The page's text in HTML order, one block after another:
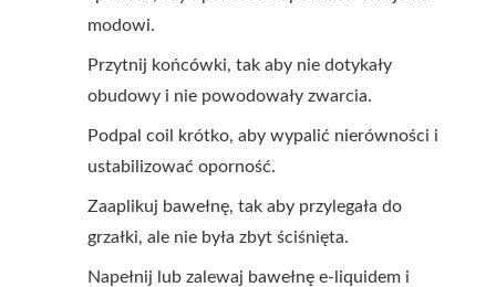
modowi.
Przytnij końcówki, tak aby nie dotykały
obudowy i nie powodowały zwarcia.
Podpal coil krótko, aby wypalić nierówności i
ustabilizować oporność.
Zaaplikuj bawełnę, tak aby przylegała do
grzałki, ale nie była zbyt ściśnięta.
Napełnij lub zalewaj bawełnę e-liquidem i